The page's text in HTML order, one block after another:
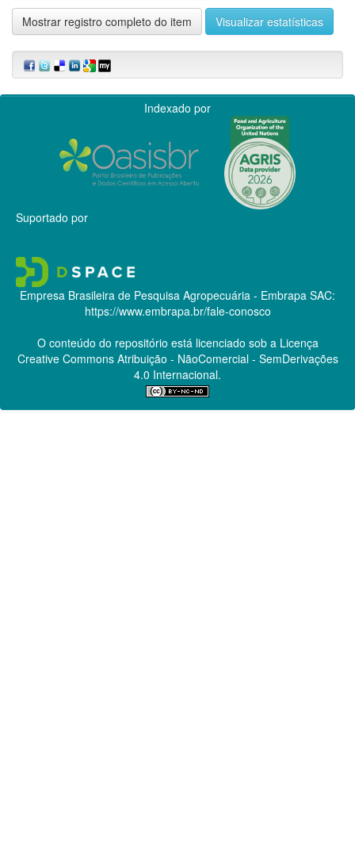
Mostrar registro completo do item Visualizar estatísticas
Indexado por
Suportado por
Empresa Brasileira de Pesquisa Agropecuária - Embrapa SAC:
https://www.embrapa.br/fale-conosco
O conteúdo do repositório está licenciado sob a Licença
Creative CommonsAtribuição - NãoComercial - SemDerivações
4.0 Internacional.